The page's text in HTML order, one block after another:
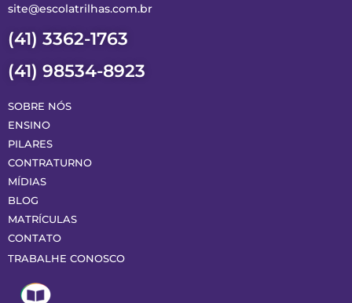
site@escolatrilhas.com.br
(41) 3362-1763
(41) 98534-8923
SOBRE NÓS
ENSINO
PILARES
CONTRATURNO
MÍDIAS
BLOG
MATRÍCULAS
CONTATO
TRABALHE CONOSCO